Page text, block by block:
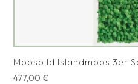
Moosbild Islandmoos 3er
477,00€